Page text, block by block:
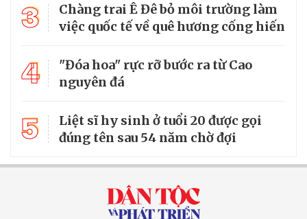
3
Chàng trai Ê Đê bỏ môi trường làm
việc quốc tế về quê hương cống hiến
4
"Đóa hoa" rực rỡ bước ra từ Cao
nguyên đá
5
Liệt sĩ hy sinh ở tuổi 20 được gọi
đúng tên sau 54 năm chờ đợi